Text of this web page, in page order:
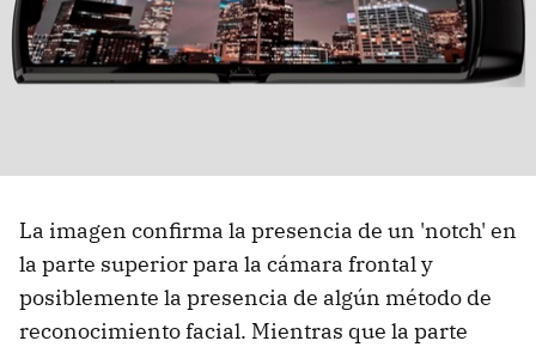
La imagen confirma la presencia de un 'notch' en
la parte superior para la cámara frontal y
posiblemente la presencia de algún método de
reconocimiento facial. Mientras que la parte